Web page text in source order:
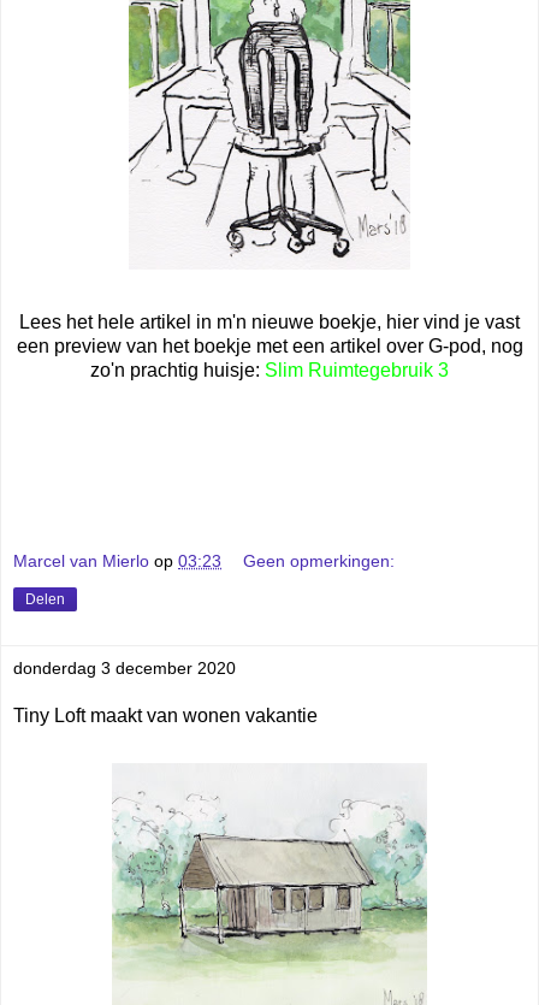
Lees het hele artikel in m'n nieuwe boekje, hier vind je vast
een preview van het boekje met een artikel over G-pod, nog
zo'n prachtig huisje: Slim Ruimtegebruik 3
Marcel van Mierlo op 03:23 Geen opmerkingen:
Delen
donderdag 3 december 2020
Tiny Loft maakt van wonen vakantie